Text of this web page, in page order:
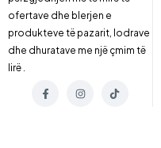
ofertave dhe blerjen e
produkteve të pazarit, lodrave
dhe dhuratave me një çmim të
lirë .